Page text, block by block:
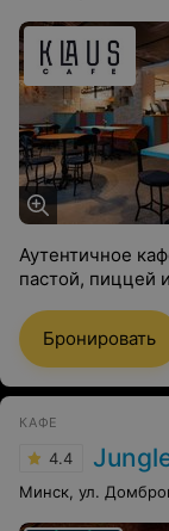
Аутентичное
пастой, пиццей
Бронировать
КАФЕ
4.4
Минск, ул.